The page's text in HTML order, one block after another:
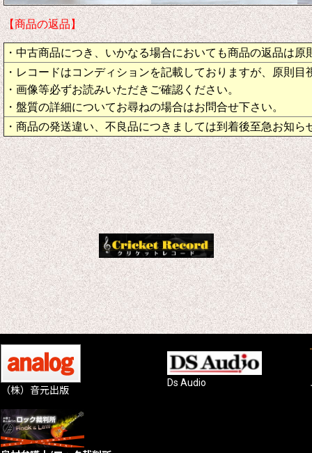
【商品の返品】
・中古商品につき、いかなる場合においても商品の返品は原
・レコードはコンディションを記載しておりますが、原則目
・画像等必ずお読みいただきご確認ください。
・盤質の詳細についてお尋ねの場合はお問合せ下さい。
・商品の発送違い、不良品につきましては到着後至急お知ら
（株）音元出版
Ds Audio